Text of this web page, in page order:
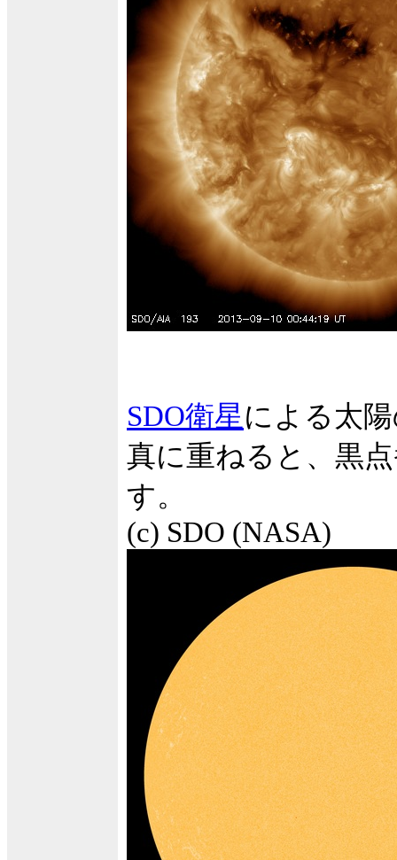
SDO衛星による太
真に重ねると、黒
す。
(c) SDO (NASA)